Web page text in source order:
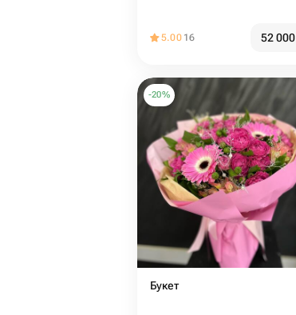
5.00 16 52 000
-20%
Букет